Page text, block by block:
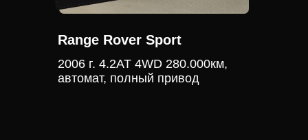
2006 г. 4.2АТ 4WD 280.000км,
автомат, полный привод
Range Rover Sport